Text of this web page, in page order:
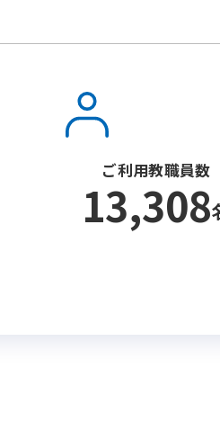
ご利用教職員数
13,308